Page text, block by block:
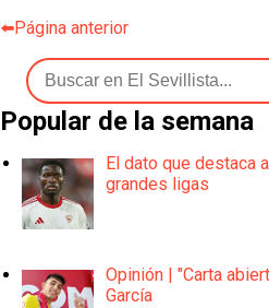
⬅️Página anterior
Popular de la semana
El dato que destaca
grandes ligas
Opinión | "Carta
García